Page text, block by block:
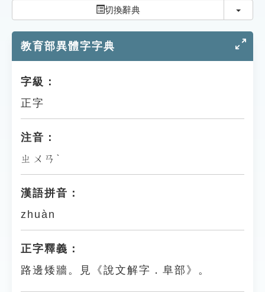
貓頭鷹博士
切換辭典 切換
教育部異體字字典
字級：
正字
注音：
ㄓㄨㄢˋ
漢語拼音：
zhuàn
正字釋義：
路邊矮牆。見《說文解字．阜部》。